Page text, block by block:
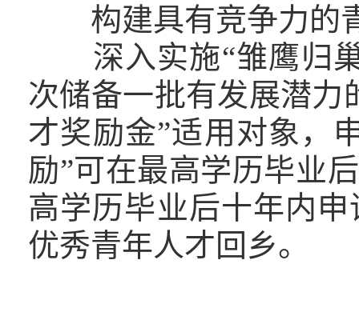
构建具有竞争力的
深入实施“雏鹰归巢
次储备一批有发展潜力
才奖励金”适用对象，
励”可在最高学历毕业
高学历毕业后十年内
优秀青年人才回乡。